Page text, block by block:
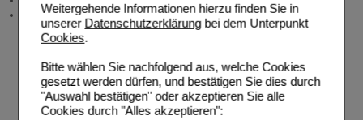
Weitergehende Informationen hierzu finden Sie in
unserer Datenschutzerklärungbei dem Unterpunkt
Cookies.
Bitte wählen Sie nachfolgend aus, welche Cookies
gesetzt werden dürfen, und bestätigen Sie dies durch
"Auswahl bestätigen" oder akzeptieren Sie alle
Cookies durch "Alles akzeptieren":
Stellenangebote